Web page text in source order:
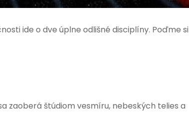
ide o dve úplne odlišné disciplíny. Poďme si
zaoberá štúdiom vesmíru, nebeských telies a